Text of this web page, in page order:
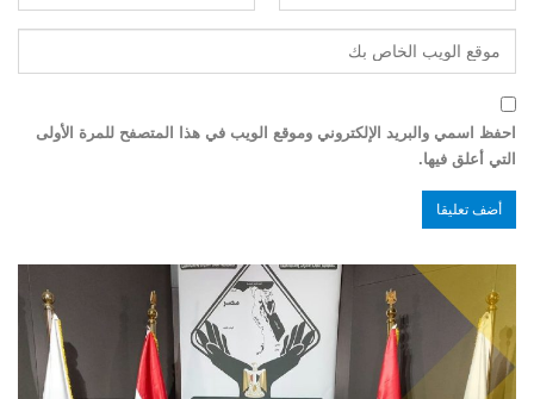
احفظ اسمي والبريد الإلكتروني وموقع الويب في هذا المتصفح للمرة الأولى
التي أعلق فيها.